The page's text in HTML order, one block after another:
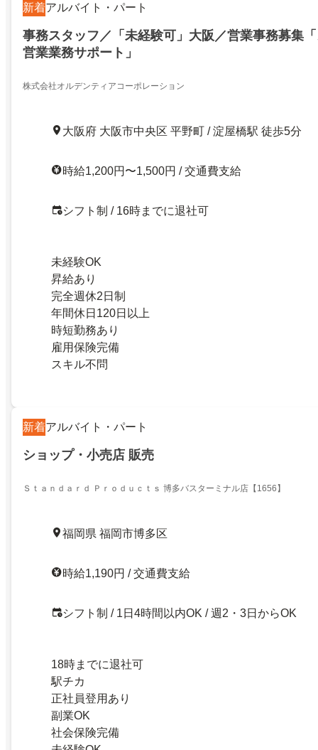
新着アルバイト・パート
事務スタッフ／「未経験可」大阪／営業事務募集
営業業務サポート」
株式会社オルデンティアコーポレーション
大阪府 大阪市中央区 平野町 / 淀屋橋駅 徒歩5分
時給1,200円〜1,500円 / 交通費支給
シフト制 / 16時までに退社可
未経験OK
昇給あり
完全週休2日制
年間休日120日以上
時短勤務あり
雇用保険完備
スキル不問
新着アルバイト・パート
ショップ・小売店 販売
Ｓｔａｎｄａｒｄ Ｐｒｏｄｕｃｔｓ 博多バスターミナル店【1656】
福岡県 福岡市博多区
時給1,190円 / 交通費支給
シフト制 / 1日4時間以内OK / 週2・3日からOK
18時までに退社可
駅チカ
正社員登用あり
副業OK
社会保険完備